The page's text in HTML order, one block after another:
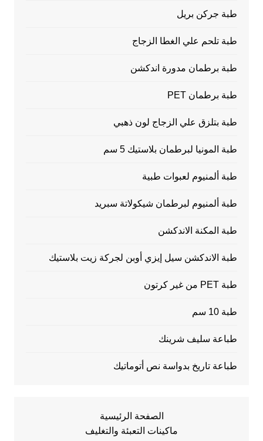
طبة جركن بريل
طبة تلحم علي الغطا الزجاج
طبة برطمان مدورة اندكشن
طبة برطمان PET
طبة بتلزق علي الزجاج لون ذهبي
طبة المونيا لبرطمان بلاستيك 5 سم
طبة ألمنيوم لعبوات طبية
طبة ألمنيوم لبرطمان شيكولاتة سبريد
طبة المكنة الاندكشن
طبة الاندكشن سيل إيزي أوبن لجركة زيت بلاستيك
طبة PET من غير كرتون
طبة 10 سم
طباعة سليف شرينك
طباعة تاريخ بدواسة نص أتوماتيك
الصفحة الرئيسية
ماكينات التعبئة والتغليف